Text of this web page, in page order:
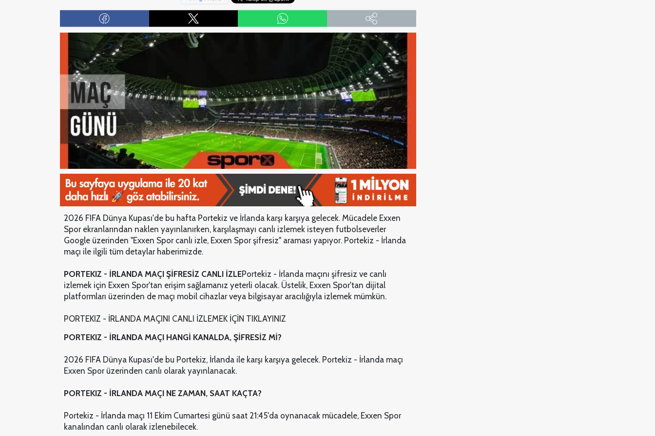
2026 FIFA Dünya Kupası'de bu hafta Portekiz ve İrlanda karşı karşıya gelecek. Mücadele Exxen
Spor ekranlarından naklen yayınlanırken, karşılaşmayı canlı izlemek isteyen futbolseverler
Google üzerinden "Exxen Spor canlı izle, Exxen Spor şifresiz" araması yapıyor. Portekiz - İrlanda
maçı ile ilgili tüm detaylar haberimizde.
PORTEKIZ - İRLANDA MAÇI ŞİFRESİZ CANLI İZLEPortekiz - İrlanda maçını şifresiz ve canlı
izlemek için Exxen Spor'tan erişim sağlamanız yeterli olacak. Üstelik, Exxen Spor'tan dijital
platformları üzerinden de maçı mobil cihazlar veya bilgisayar aracılığıyla izlemek mümkün.
PORTEKIZ - İRLANDA MAÇINI CANLI İZLEMEK İÇİN TIKLAYINIZ
PORTEKIZ - İRLANDA MAÇI HANGİ KANALDA, ŞİFRESİZ Mİ?
2026 FIFA Dünya Kupası'de bu Portekiz, İrlanda ile karşı karşıya gelecek. Portekiz - İrlanda maçı
Exxen Spor üzerinden canlı olarak yayınlanacak.
PORTEKIZ - İRLANDA MAÇI NE ZAMAN, SAAT KAÇTA?
Portekiz - İrlanda maçı 11 Ekim Cumartesi günü saat 21:45'da oynanacak mücadele, Exxen Spor
kanalından canlı olarak izlenebilecek.